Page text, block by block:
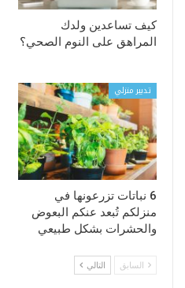
كيف تساعدين ولدك
المراهق على النوم الصحي؟
تدبير منزلي
6 نباتات تزرعونها في
منزلكم تُبعد عنكم البعوض
والحشرات بشكل طبيعي
السابق التالي